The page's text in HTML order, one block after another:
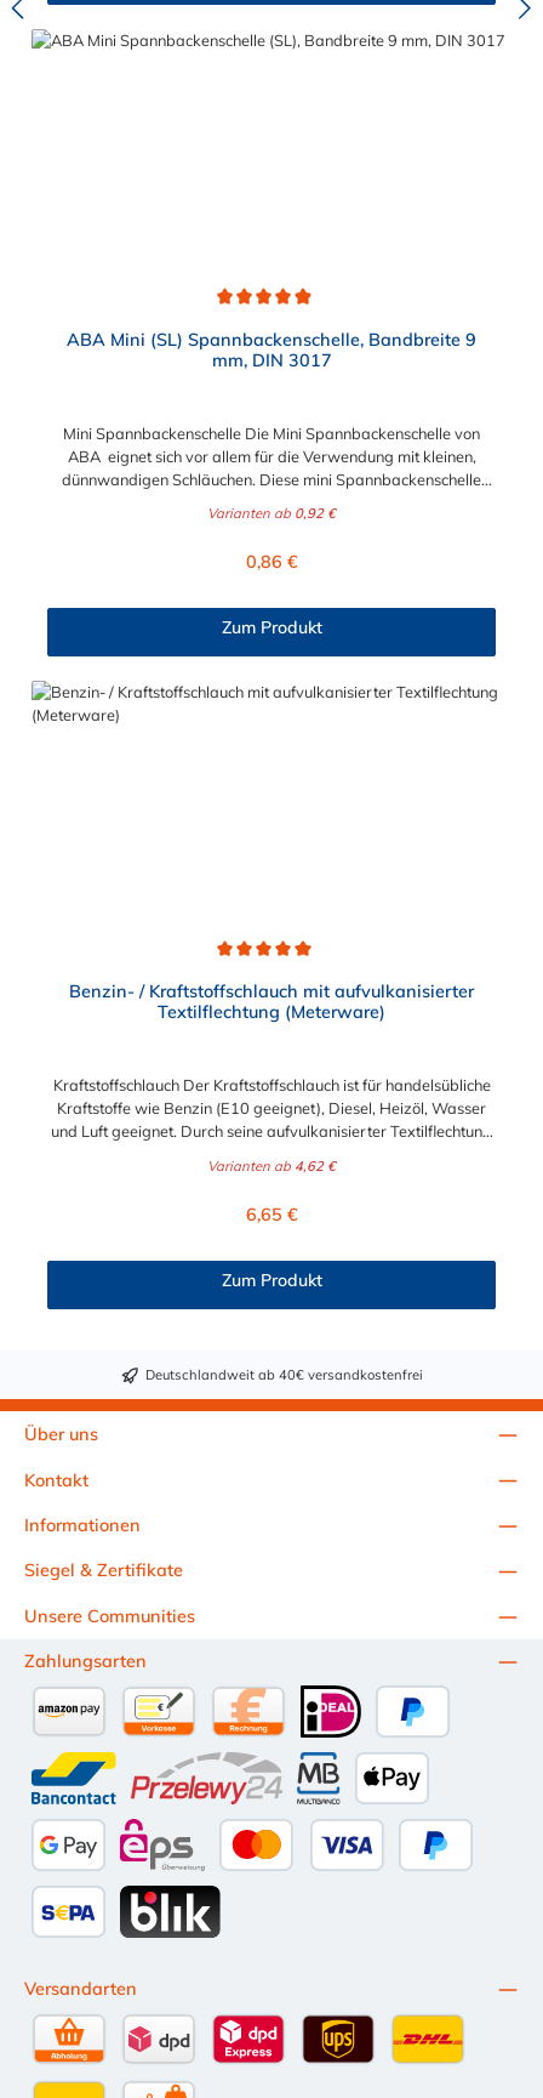
wählbar.
ABA Mini (SL) Spannbackenschelle, Bandbreite 9
mm, DIN 3017
Mini Spannbackenschelle Die Mini Spannbackenschelle von
ABA eignet sich vor allem für die Verwendung mit kleinen,
dünnwandigen Schläuchen. Diese mini Spannbackenschelle
Schellen weit überlegen. Der Durchmesser der kleinen
Einsatzbereich der mini Spannbackenschelle
und an besonders harten Schläuchen Haushaltsgeräte,
gesichert Anzug durch Sechskantschraube mit Schlitz
Varianten ab 0,92 €
Regulärer Preis:
0,86 €
Zum Produkt
Benzin- / Kraftstoffschlauch mit aufvulkanisierter
Textilflechtung (Meterware)
Kraftstoffschlauch Der Kraftstoffschlauch ist für handelsübliche
Kraftstoffe wie Benzin (E10 geeignet), Diesel, Heizöl, Wasser
und Luft geeignet. Durch seine aufvulkanisierter Textilflechtung
Einwirkungen. Abmessung 5,5 x 10,5 mm: passt für 6 und 7
Anschlussstutzen) Abmessung 7,5 x 12,5 mm: passt für 7 und 8
Anschlussstutzen)Abmessung 9,0 x 15,0 mm: passt für 9 mm
Benzinschlauchanschluss (Außendurchmesser des
Anschlussstutzen) Abmessung 11,0 x 17,0 mm: passt für 11
Varianten ab 4,62 €
Regulärer Preis:
6,65 €
Zum Produkt
Deutschlandweit ab 40€ versandkostenfrei
Über uns
Kontakt
Informationen
Unsere Communities
Siegel & Zertifikate
Zahlungsarten
PayPal
Kauf auf Rechnung (10 Tage Netto)
iDEAL
Bancontact Przelewy24 Multibanco Apple Pay
Google Pay eps
Amazon Pay Vorkasse per Überweisung
Versandarten